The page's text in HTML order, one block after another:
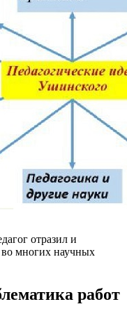
отразил и
во многих научных
работ